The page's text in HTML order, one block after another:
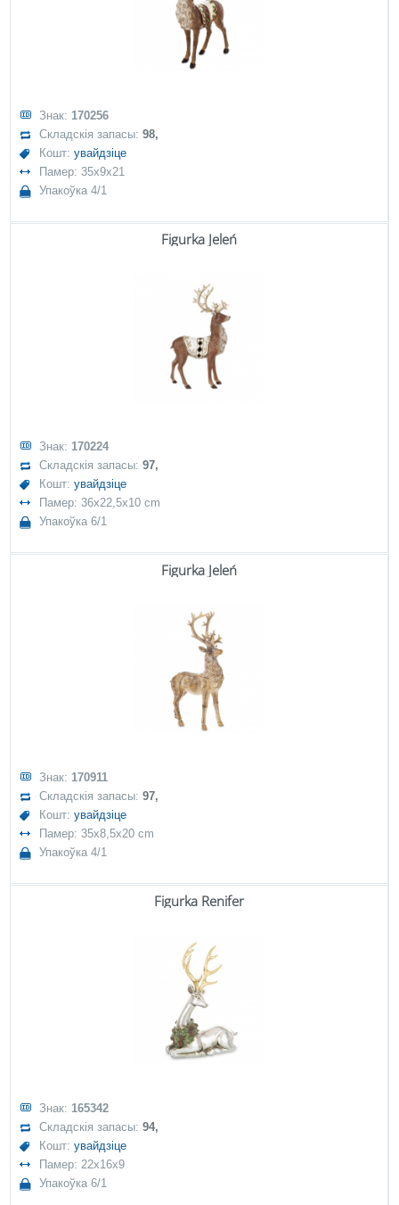
Знак: 170256
Складскія запасы:98,
Кошт:увайдзіце
Памер: 35x9x21
Упакоўка 4/1
Figurka Jeleń
Знак: 170224
Складскія запасы:97,
Кошт:увайдзіце
Памер: 36x22,5x10 cm
Упакоўка 6/1
Figurka Jeleń
Знак: 170911
Складскія запасы:97,
Кошт:увайдзіце
Памер: 35x8,5x20 cm
Упакоўка 4/1
Figurka Renifer
Знак: 165342
Складскія запасы:94,
Кошт:увайдзіце
Памер: 22x16x9
Упакоўка 6/1